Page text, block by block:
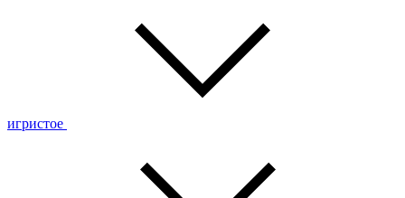
игристое